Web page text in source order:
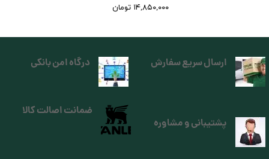
۱۴,۸۵۰,۰۰۰ تومان
ارسال سریع سفارش درگاه امن بانکی
پشتیبانی و مشاوره
ضمانت اصالت کالا